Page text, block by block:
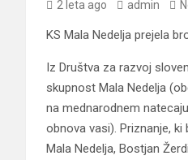
2 leta ago admin
KS Mala Nedelja prejela
Iz Društva za razvoj
skupnost Mala Nedelja
na mednarodnem
obnova vasi). Priznanje,
Mala Nedelja, Bostjan